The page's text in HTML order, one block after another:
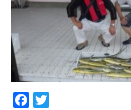
Facebook